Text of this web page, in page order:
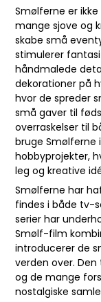
Smølferne er
mange sjove og
skabe små
stimulerer
håndmalede
dekorationer på
hvor de spreder
små gaver til
overraskelser til
bruge Smølferne
hobbyprojekter,
leg og kreative
Smølferne har
findes i både tv-
serier har
Smølf-film
introducerer de
verden over.
og de mange
nostalgiske